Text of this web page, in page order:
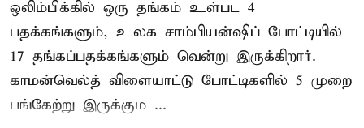
ஒலிம்பிக்கில் ஒரு தங்கம் உள்பட 4
பதக்கங்களும், உலக சாம்பியன்ஷிப் போட்டியில்
17 தங்கப்பதக்கங்களும் வென்று இருக்கிறார்.
காமன்வெல்த் விளையாட்டு போட்டிகளில் 5 முறை
பங்கேற்று இருக்கும ...